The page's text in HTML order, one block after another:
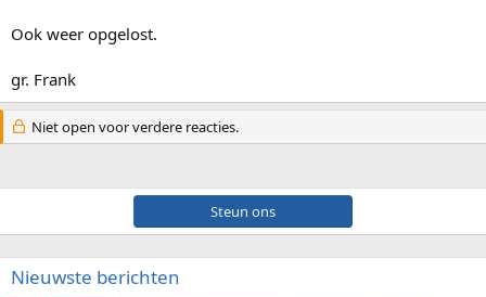
Ook weer opgelost.
gr. Frank
Niet open voor verdere reacties.
Steun ons
Nieuwste berichten